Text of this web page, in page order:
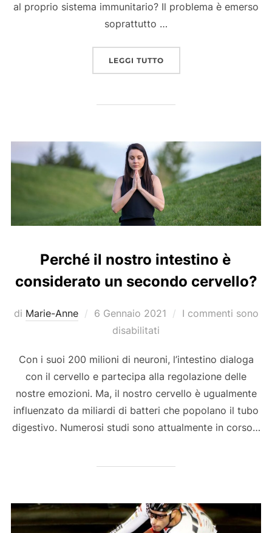
al proprio sistema immunitario? Il problema è emerso
soprattutto …
LEGGI TUTTO“L’EFFETTO
Perché il nostro intestino è
considerato un secondo cervello?
di Marie-Anne
Pubblicato
6 Gennaio 2021
I commenti sono
disabilitati
Con i suoi 200 milioni di neuroni, l’intestino dialoga
con il cervello e partecipa alla regolazione delle
nostre emozioni. Ma, il nostro cervello è ugualmente
influenzato da miliardi di batteri che popolano il tubo
digestivo. Numerosi studi sono attualmente in corso…